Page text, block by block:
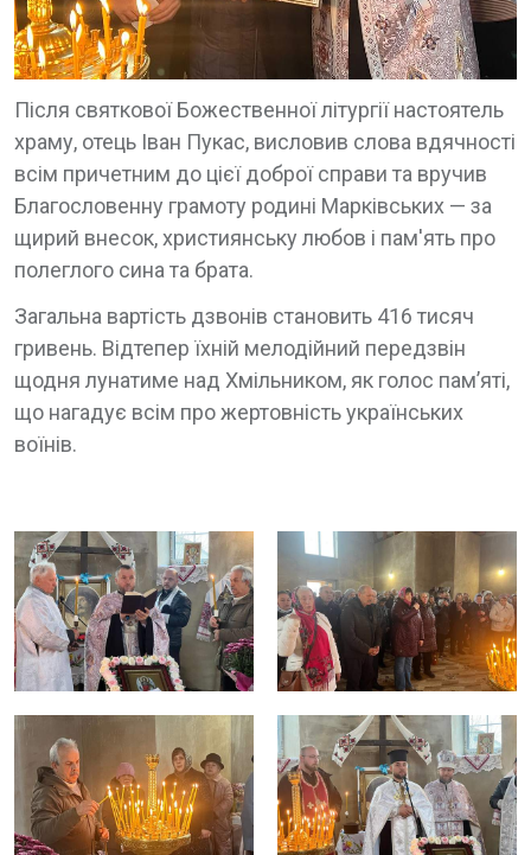
Після святкової Божественної літургії настоятель
храму, отець Іван Пукас, висловив слова вдячності
всім причетним до цієї доброї справи та вручив
Благословенну грамоту родині Марківських — за
щирий внесок, християнську любов і пам'ять про
полеглого сина та брата.
Загальна вартість дзвонів становить 416 тисяч
гривень. Відтепер їхній мелодійний передзвін
щодня лунатиме над Хмільником, як голос пам’яті,
що нагадує всім про жертовність українських
воїнів.